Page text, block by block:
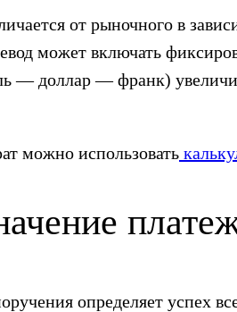
от рыночного в
может включать
— доллар — франк)
можно использовать
определяет успех